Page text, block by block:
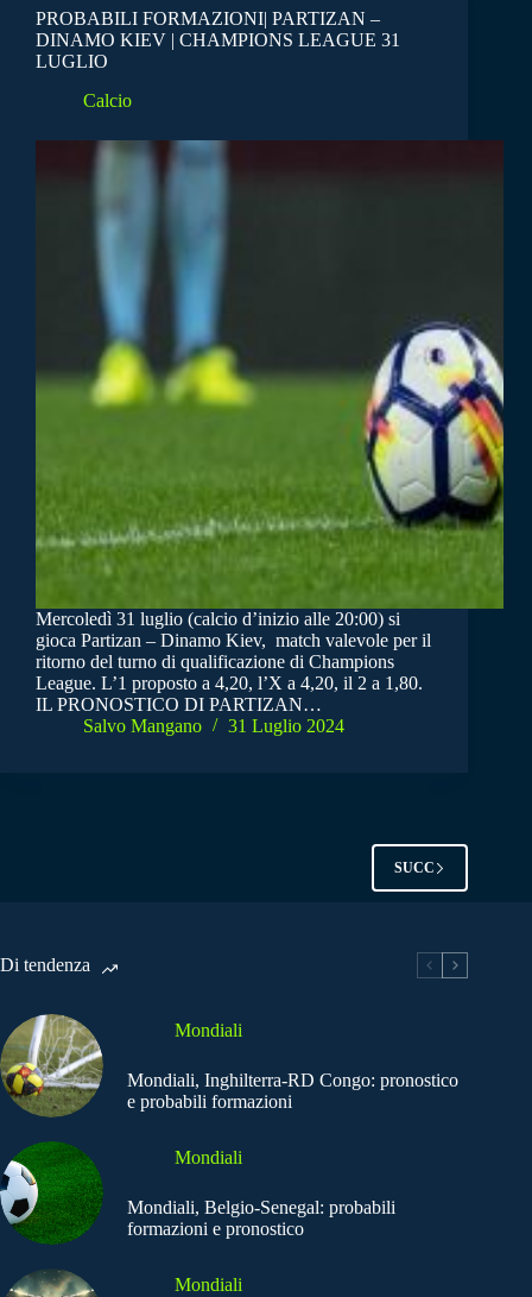
PROBABILI FORMAZIONI| PARTIZAN –
DINAMO KIEV | CHAMPIONS LEAGUE 31
LUGLIO
Calcio
Mercoledì 31 luglio (calcio d’inizio alle 20:00) si
gioca Partizan – Dinamo Kiev, match valevole per il
ritorno del turno di qualificazione di Champions
League. L’1 proposto a 4,20, l’X a 4,20, il 2 a 1,80.
IL PRONOSTICO DI PARTIZAN…
Salvo Mangano
31 Luglio 2024
SUCC
Di tendenza
Mondiali
Mondiali, Inghilterra-RD Congo: pronostico
e probabili formazioni
Mondiali
Mondiali, Belgio-Senegal: probabili
formazioni e pronostico
Mondiali